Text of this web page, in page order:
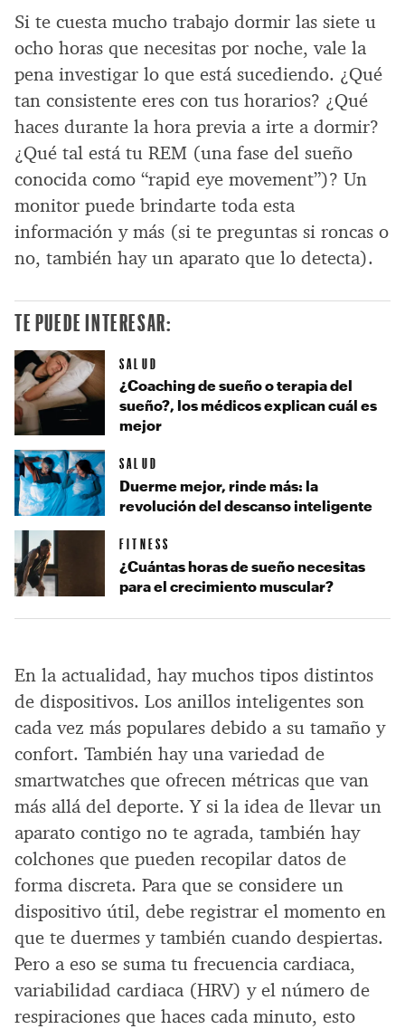
Si te cuesta mucho trabajo dormir las siete u
ocho horas que necesitas por noche, vale la
pena investigar lo que está sucediendo. ¿Qué
tan consistente eres con tus horarios? ¿Qué
haces durante la hora previa a irte a dormir?
¿Qué tal está tu REM (una fase del sueño
conocida como “rapid eye movement”)? Un
monitor puede brindarte toda esta
información y más (si te preguntas si roncas o
no, también hay un aparato que lo detecta).
En la actualidad, hay muchos tipos distintos
de dispositivos. Los anillos inteligentes son
cada vez más populares debido a su tamaño y
confort. También hay una variedad de
smartwatches que ofrecen métricas que van
más allá del deporte. Y si la idea de llevar un
aparato contigo no te agrada, también hay
colchones que pueden recopilar datos de
forma discreta. Para que se considere un
dispositivo útil, debe registrar el momento en
que te duermes y también cuando despiertas.
Pero a eso se suma tu frecuencia cardiaca,
variabilidad cardiaca (HRV) y el número de
respiraciones que haces cada minuto, esto
TE PUEDE INTERESAR:
SALUD
¿Coaching de sueño o terapia del
sueño?, los médicos explican cuál es
mejor
SALUD
Duerme mejor, rinde más: la
revolución del descanso inteligente
FITNESS
¿Cuántas horas de sueño necesitas
para el crecimiento muscular?